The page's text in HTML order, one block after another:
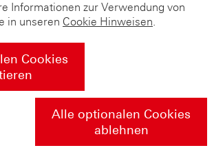
Informationen zur Verwendung von
in unseren Cookie Hinweisen.
Cookies
Alle optionalen Cookies
ablehnen